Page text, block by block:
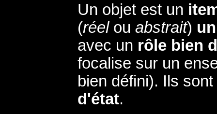
Un objet est un
(réelou abstrait)
avec un rôle bien
focalise sur un
bien défini). Ils sont
d'état.